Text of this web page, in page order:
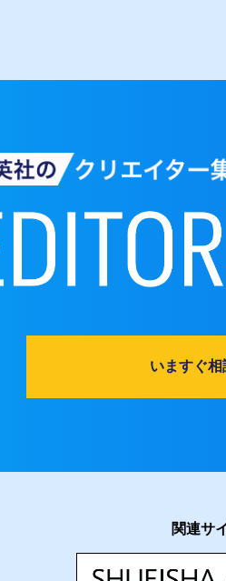
いますぐ相
関連サ